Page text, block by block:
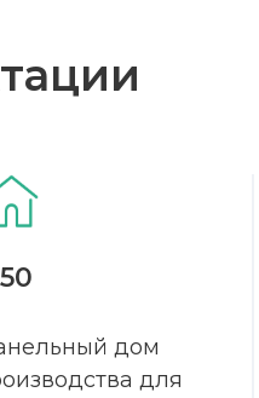
дом
для